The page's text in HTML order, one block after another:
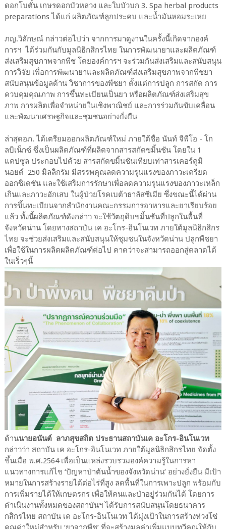
ดอกโบตั๋น เกษรดอกบัวหลวง และใบบัวบก 3. Spa herbal products
preparations ได้แก่ ผลิตภัณฑ์ลูกประคบ และน้ำมันหอมระเหย
​ภญ.วิลักษณ์ กล่าวต่อไปว่า จากการมาดูงานในครั้งนี้เกิดจากองค์
การฯ ได้ร่วมกันกับมูลนิธิกสิกรไทย ในการพัฒนายาและผลิตภัณฑ์
ส่งเสริมสุขภาพจากพืช โดยองค์การฯ จะร่วมกันส่งเสริมและสนับสนุน
การวิจัย เพื่อการพัฒนายาและผลิตภัณฑ์ส่งเสริมสุขภาพจากพืชยา
สนับสนุนข้อมูลด้าน วิชาการของพืชยา ตั้งแต่การปลูก การสกัด การ
ควบคุมคุณภาพ การขึ้นทะเบียนเป็นยา หรือผลิตภัณฑ์ส่งเสริมสุข
ภาพ การผลิตเพื่อจำหน่ายในเชิงพาณิชย์ และการร่วมกันขับเคลื่อน
และพัฒนาเศรษฐกิจและชุมชนอย่างยั่งยืน
​ล่าสุดอภ. ได้เตรียมออกผลิตภัณฑ์ใหม่ ภายใต้ชื่อ นันท์ จีพีโอ - โก
ลบิเน็กซ์ ซึ่งเป็นผลิตภัณฑ์ที่ผลิตจากสารสกัดขมิ้นชัน โดยใน 1
แคปซูล ประกอบไปด้วย สารสกัดขมิ้นชันเทียบเท่าสารเคอร์คูมิ
นอยด์ 250 มิลลิกรัม มีสรรพคุณลดความรุนแรงของภาวะเครียด
ออกซิเดชัน และใช้เสริมการรักษาเพื่อลดความรุนแรงของภาวะเหล็ก
เกินและภาวะอักเสบ ในผู้ป่วยโรคเบต้าธาลัสซีเมีย ซึ่งขณะนี้ได้ผ่าน
การขึ้นทะเบียนจากสำนักงานคณะกรรมการอาหารและยาเรียบร้อย
แล้ว ทั้งนี้ผลิตภัณฑ์ดังกล่าว จะใช้วัตถุดิบขมิ้นชันที่ปลูกในพื้นที่
จังหวัดน่าน โดยทางสถาบัน เค อะโกร-อินโนเวท ภายใต้มูลนิธิกสิกร
ไทย จะช่วยส่งเสริมและสนับสนุนให้ชุมชนในจังหวัดน่าน ปลูกพืชยา
เพื่อใช้ในการผลิตผลิตภัณฑ์ต่อไป คาดว่าจะสามารถออกสู่ตลาดได้
ในเร็วๆนี้
​ด้านนายอนันต์ ลาภสุขสถิต ประธานสถาบันเค อะโกร-อินโนเวท
กล่าวว่า สถาบัน เค อะโกร-อินโนเวท ภายใต้มูลนิธิกสิกรไทย จัดตั้ง
ขึ้นเมื่อ พ.ศ.2564 เพื่อเป็นแหล่งรวบรวมองค์ความรู้ในการหา
แนวทางการแก้ไข ‘ปัญหาป่าต้นน้ำของจังหวัดน่าน’ อย่างยั่งยืน มีเป้า
หมายในการสร้างรายได้ต่อไร่ที่สูง ลดพื้นที่ในการเพาะปลูก พร้อมกับ
การเพิ่มรายได้ให้เกษตรกร เพื่อให้คนและป่าอยู่ร่วมกันได้ โดยการ
ดำเนินงานทั้งหมดของสถาบันฯ ได้รับการสนับสนุนโดยธนาคาร
กสิกรไทย สถาบัน เค อะโกร-อินโนเวท ได้มุ่งเป้าในการสร้างห่วงโซ่